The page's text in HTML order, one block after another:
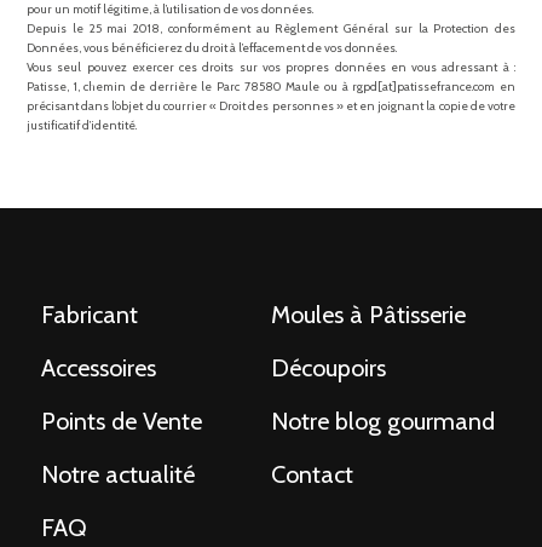
pour un motif légitime, à l’utilisation de vos données.
Depuis le 25 mai 2018, conformément au Règlement Général sur la Protection des
Données, vous bénéficierez du droit à l’effacement de vos données.
Vous seul pouvez exercer ces droits sur vos propres données en vous adressant à :
Patisse, 1, chemin de derrière le Parc 78580 Maule ou à rgpd[at]patissefrance.com en
précisant dans l’objet du courrier « Droit des personnes » et en joignant la copie de votre
justificatif d’identité.
Fabricant
Moules à Pâtisserie
Accessoires
Découpoirs
Points de Vente
Notre blog gourmand
Notre actualité
Contact
FAQ